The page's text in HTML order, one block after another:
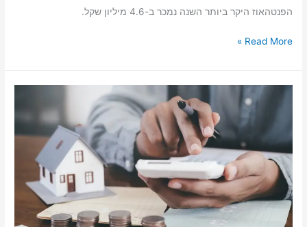
הפנטהאוז היקר ביותר השנה נמכר ב-4.6 מיליון שקל.
Read More »
העיר,
סיכום
שנת
2021